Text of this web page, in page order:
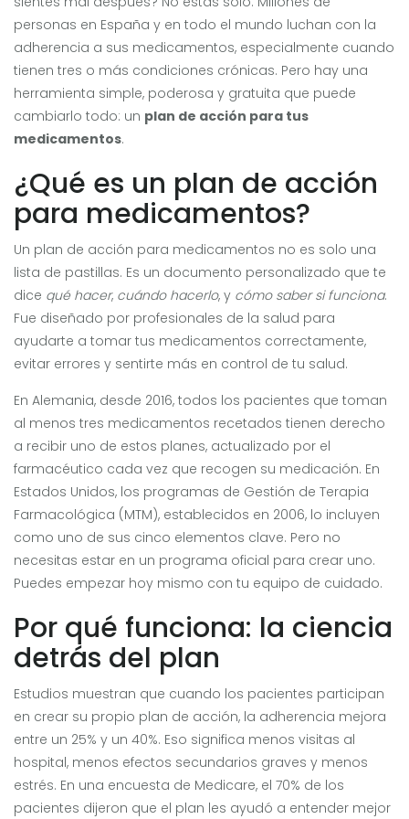
personas en España y en todo el mundo luchan con la
adherencia a sus medicamentos, especialmente cuando
tienen tres o más condiciones crónicas. Pero hay una
herramienta simple, poderosa y gratuita que puede
cambiarlo todo: un plan de acción para tus
medicamentos.
¿Qué es un plan de acción
para medicamentos?
Un plan de acción para medicamentos no es solo una
lista de pastillas. Es un documento personalizado que te
dice qué hacer, cuándo hacerlo, y cómo saber si funciona.
Fue diseñado por profesionales de la salud para
ayudarte a tomar tus medicamentos correctamente,
evitar errores y sentirte más en control de tu salud.
En Alemania, desde 2016, todos los pacientes que toman
al menos tres medicamentos recetados tienen derecho
a recibir uno de estos planes, actualizado por el
farmacéutico cada vez que recogen su medicación. En
Estados Unidos, los programas de Gestión de Terapia
Farmacológica (MTM), establecidos en 2006, lo incluyen
como uno de sus cinco elementos clave. Pero no
necesitas estar en un programa oficial para crear uno.
Puedes empezar hoy mismo con tu equipo de cuidado.
Por qué funciona: la ciencia
detrás del plan
Estudios muestran que cuando los pacientes participan
en crear su propio plan de acción, la adherencia mejora
entre un 25% y un 40%. Eso significa menos visitas al
hospital, menos efectos secundarios graves y menos
estrés. En una encuesta de Medicare, el 70% de los
pacientes dijeron que el plan les ayudó a entender mejor